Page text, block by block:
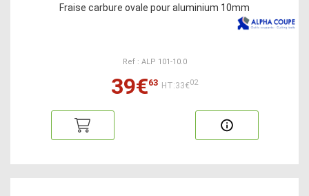
Fraise carbure ovale pour aluminium 10mm
Ref : ALP 101-10.0
39€63 HT:33€02